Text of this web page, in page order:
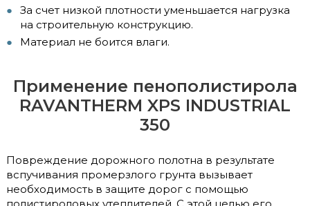
За счет низкой плотности уменьшается нагрузка
на строительную конструкцию.
Материал не боится влаги.
Применение пенополистирола
RAVANTHERM XPS INDUSTRIAL
350
Повреждение дорожного полотна в результате
вспучивания промерзлого грунта вызывает
необходимость в защите дорог с помощью